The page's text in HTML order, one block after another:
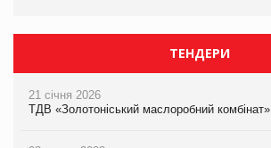
ТЕНДЕРИ
21 січня 2026
ТДВ «Золотоніський маслоробний комбінат»